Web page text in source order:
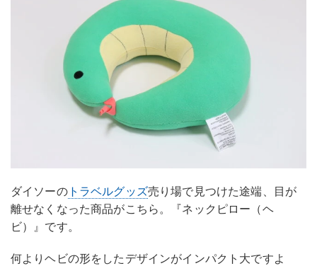
ダイソーのトラベルグッズ売り場で見つけた途端、目が
離せなくなった商品がこちら。『ネックピロー（ヘ
ビ）』です。
何よりヘビの形をしたデザインがインパクト大ですよ